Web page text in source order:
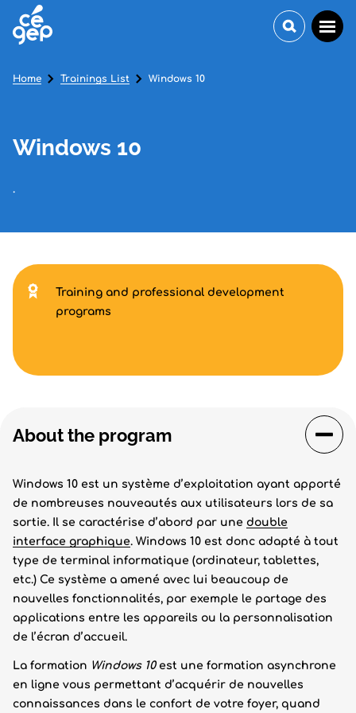
Windows 10
.
Home Trainings List Windows 10
About the program
Windows 10 est un système d’exploitation ayant apporté
de nombreuses nouveautés aux utilisateurs lors de sa
sortie. Il se caractérise d’abord par une double
interface graphique. Windows 10 est donc adapté à tout
type de terminal informatique (ordinateur, tablettes,
etc.) Ce système a amené avec lui beaucoup de
nouvelles fonctionnalités, par exemple le partage des
applications entre les appareils ou la personnalisation
de l’écran d’accueil.
La formation Windows 10 est une formation asynchrone
en ligne vous permettant d’acquérir de nouvelles
connaissances dans le confort de votre foyer, quand
Training and professional development
programs